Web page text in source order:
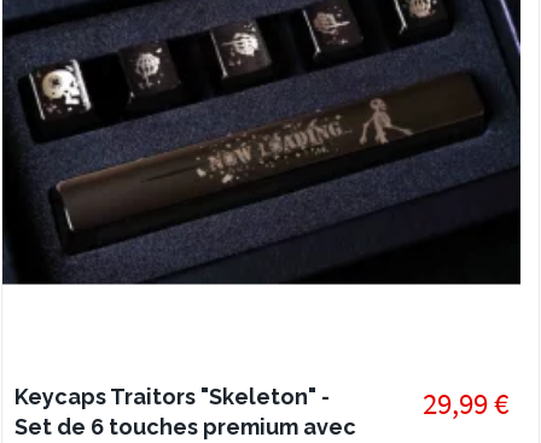
Keycaps Traitors "Skeleton" -
Set de 6 touches premium avec
29,99 €